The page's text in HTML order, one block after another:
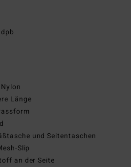
dpb
Länge
und Seitentaschen
Slip
an der Seite